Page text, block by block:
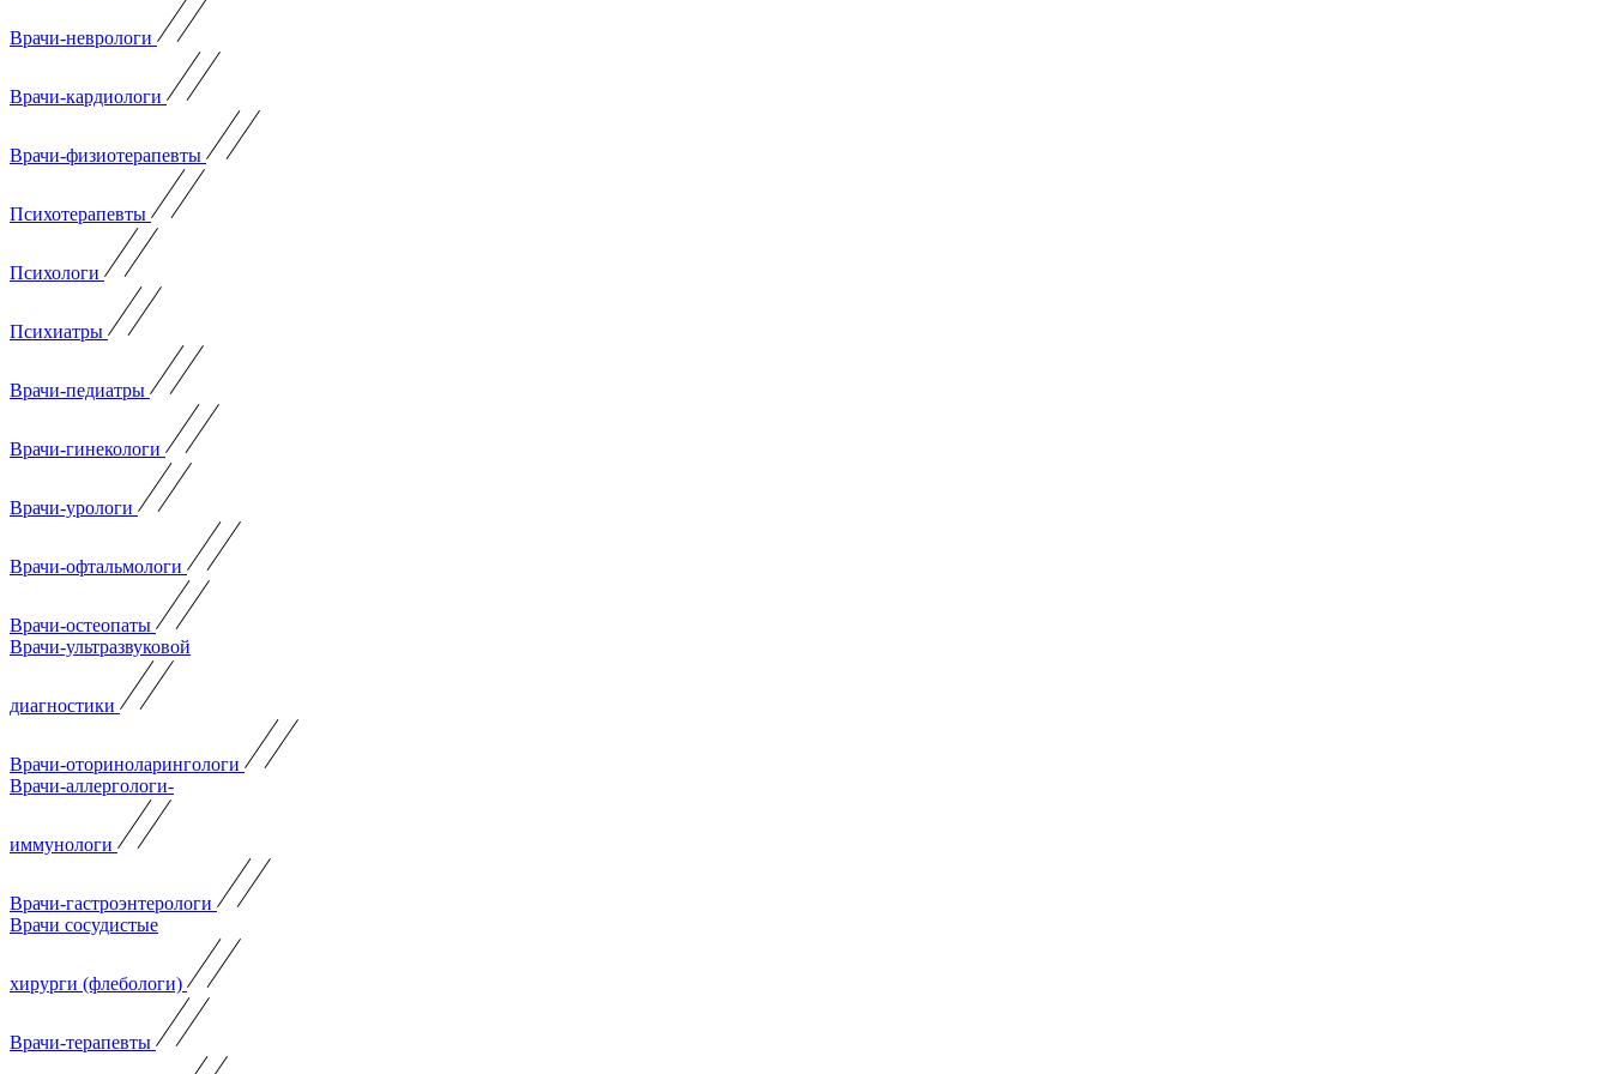
Врачи-неврологи
Врачи-кардиологи
Врачи-физиотерапевты
Психотерапевты
Психологи
Психиатры
Врачи-педиатры
Врачи-гинекологи
Врачи-урологи
Врачи-офтальмологи
Врачи-остеопаты
Врачи-ультразвуковой
диагностики
Врачи-оториноларингологи
Врачи-аллергологи-
иммунологи
Врачи-гастроэнтерологи
Врачи сосудистые
хирурги (флебологи)
Врачи-терапевты